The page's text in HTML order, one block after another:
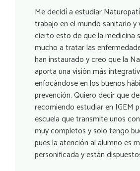
Me decidí a estudiar
trabajo en el mundo sanitario y
cierto esto de que la medicina
mucho a tratar las
han instaurado y creo que la
aporta una visión más
enfocándose en los buenos
prevención. Quiero decir que
recomiendo estudiar en IGEM
escuela que transmite unos
muy completos y solo tengo
pues la atención al alumno es
personificada y están